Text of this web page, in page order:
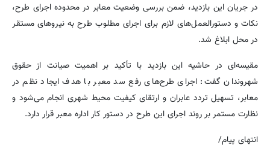
در جریان این بازدید، ضمن بررسی وضعیت معابر در محدوده اجرای طرح،
نکات و دستورالعمل‌های لازم برای اجرای مطلوب طرح به نیروهای مستقر
در محل ابلاغ شد.
مقیسه‌ای در حاشیه این بازدید با تأکید بر اهمیت صیانت از حقوق
شهروندان گفت: اجرای طرح‌های رفع سد معبر با هدف ایجاد نظم در
معابر، تسهیل تردد عابران و ارتقای کیفیت محیط شهری انجام می‌شود و
نظارت مستمر بر روند اجرای این طرح در دستور کار اداره معبر قرار دارد.
انتهای پیام/